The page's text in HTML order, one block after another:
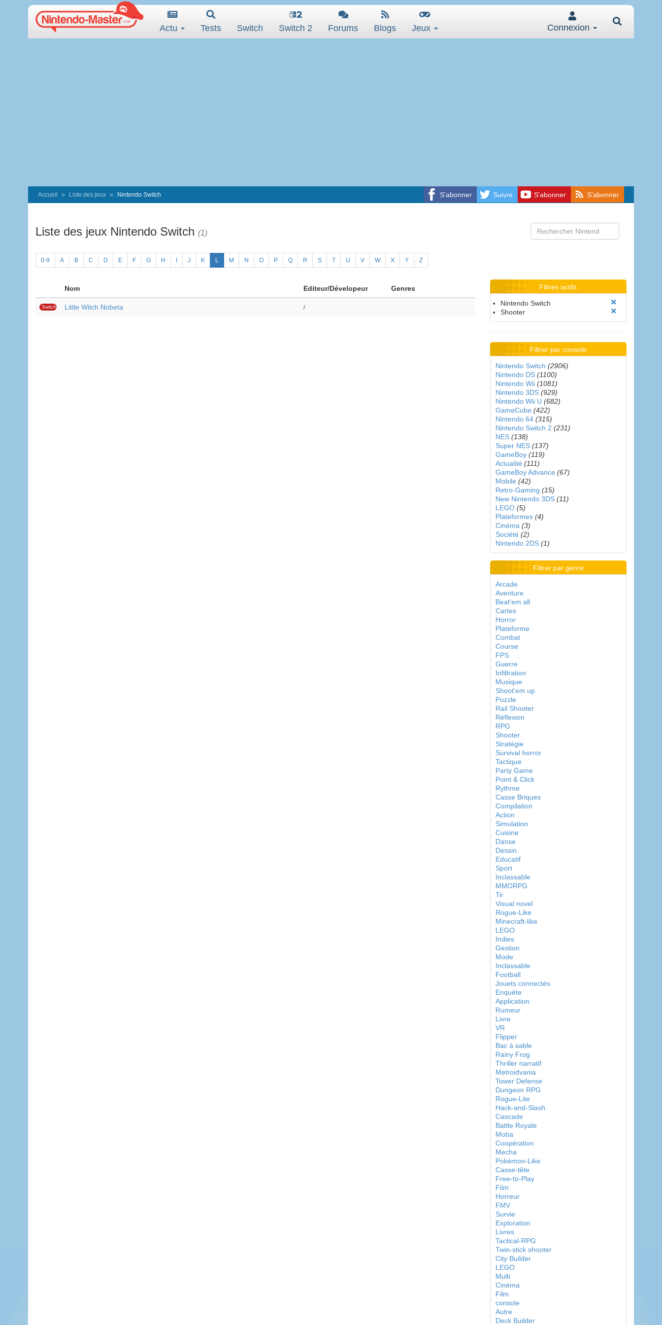
Actu Tests Switch Switch 2 Forums Blogs Jeux Connexion
S'abonner Suivre S'abonner S'abonner
Accueil Liste des jeux Nintendo Switch
Liste des jeux Nintendo Switch (1)
0-9 A B C D E F G H J K L M N O P Q R S T U V W X Y Z
Nom Editeur/Dévelopeur Genres
Switch Little Witch Nobeta /
Filtres actifs
Nintendo Switch
Shooter
Filtrer par console
Nintendo Switch (2906)
Nintendo DS (1100)
Nintendo Wii (1081)
Nintendo 3DS (929)
Nintendo Wii U (682)
GameCube (422)
Nintendo 64 (315)
Nintendo Switch 2 (231)
NES (138)
Super NES (137)
GameBoy (119)
Actualité (111)
GameBoy Advance (67)
Mobile (42)
Retro-Gaming (15)
New Nintendo 3DS (11)
LEGO (5)
Plateformes (4)
Cinéma (3)
Société (2)
Nintendo 2DS (1)
Filtrer par genre
Arcade
Aventure
Beat'em all
Cartes
Horror
Plateforme
Combat
Course
FPS
Guerre
Infiltration
Musique
Shoot'em up
Puzzle
Rail Shooter
Réflexion
RPG
Shooter
Stratégie
Survival horror
Tactique
Party Game
Point & Click
Rythme
Casse Briques
Compilation
Action
Simulation
Cuisine
Danse
Dessin
Educatif
Sport
Inclassable
MMORPG
Tir
Visual novel
Rogue-Like
Minecraft-like
LEGO
Indies
Gestion
Mode
Inclassable
Football
Jouets connectés
Enquête
Application
Rumeur
Livre
VR
Flipper
Bac à sable
Rainy Frog
Thriller narratif
Metroidvania
Tower Defense
Dungeon RPG
Rogue-Lite
Hack-and-Slash
Cascade
Battle Royale
Moba
Coopération
Mecha
Pokémon-Like
Casse-tête
Free-to-Play
Film
Horreur
FMV
Survie
Exploration
Livres
Tactical-RPG
Twin-stick shooter
City Builder
LEGO
Multi
Cinéma
Film
console
Autre
Deck Builder